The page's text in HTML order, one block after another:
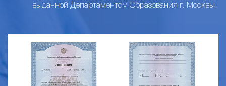
выданной Департаментом Образования г. Москвы.